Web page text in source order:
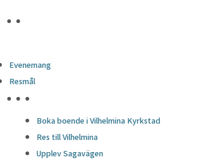
Evenemang
Resmål
Boka boende i Vilhelmina Kyrkstad
Res till Vilhelmina
Upplev Sagavägen